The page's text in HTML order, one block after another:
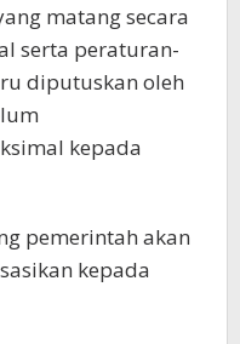
matang secara
serta peraturan-
diputuskan oleh
kepada
pemerintah akan
kepada